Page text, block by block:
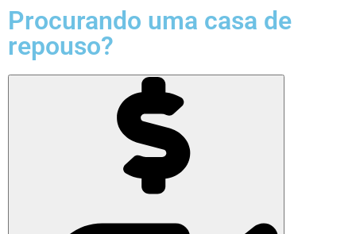
Procurando uma casa de
repouso?